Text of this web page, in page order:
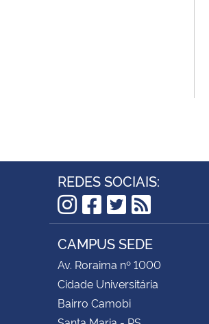
REDES SOCIAIS:
Instagram
Facebook
Twitter
RSS
CAMPUS SEDE
Av. Roraima nº 1000
Cidade Universitária
Bairro Camobi